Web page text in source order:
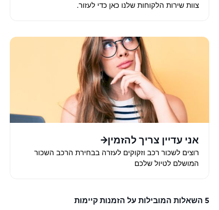
צוות שירות הלקוחות שלנו כאן כדי לעזור.
אני עדיין צריך להזמין
רוצים לשכור רכב וזקוקים לעזרה בבחירת הרכב השכור
המושלם לטיול שלכם
5 השאלות המובילות על הזמנות קיימות